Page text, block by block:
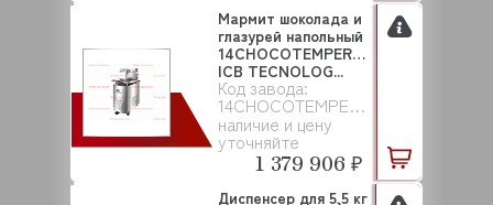
Код завода:
14CHOCOTEMPER24
наличие и цену
уточняйте
Мармит шоколада и
глазурей напольный
14CHOCOTEMPER24
ICB TECNOLOG...
1 379 906 ₽
Диспенсер для 5,5 кг